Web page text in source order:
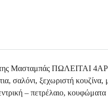
Μασταμπάς ΠΩΛΕΙΤΑΙ 4ΑΡΙ
σαλόνι, ξεχωριστή
– πετρέλαιο,